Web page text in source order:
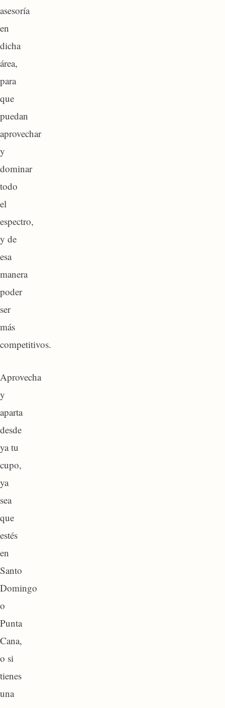
asesoría
en
dicha
área,
para
que
puedan
aprovechar
y
dominar
todo
el
espectro,
y de
esa
manera
poder
ser
más
competitivos.
Aprovecha
y
aparta
desde
ya tu
cupo,
ya
sea
que
estés
en
Santo
Domingo
o
Punta
Cana,
o si
tienes
una